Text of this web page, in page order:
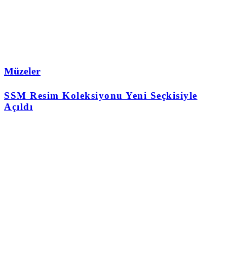
Müzeler
SSM Resim Koleksiyonu Yeni Seçkisiyle
Açıldı